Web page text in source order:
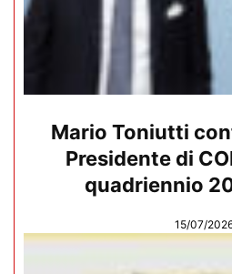
Mario Toniutti
Presidente di
quadriennio
15/07/